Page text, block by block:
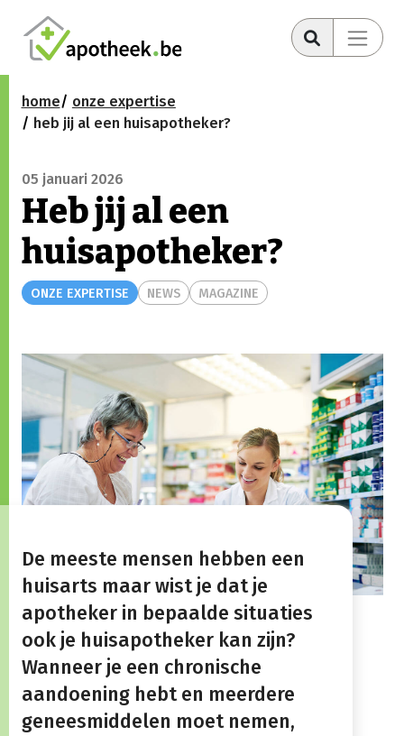
home
onze expertise
heb jij al een huisapotheker?
05 januari 2026
Heb jij al een
huisapotheker?
ONZE EXPERTISE NEWS MAGAZINE
De meeste mensen hebben een
huisarts maar wist je dat je
apotheker in bepaalde situaties
ook je huisapotheker kan zijn?
Wanneer je een chronische
aandoening hebt en meerdere
geneesmiddelen moet nemen,